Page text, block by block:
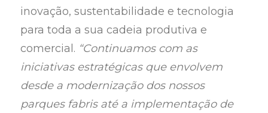
inovação, sustentabilidade e tecnologia
para toda a sua cadeia produtiva e
comercial. “Continuamos com as
iniciativas estratégicas que envolvem
desde a modernização dos nossos
parques fabris até a implementação de